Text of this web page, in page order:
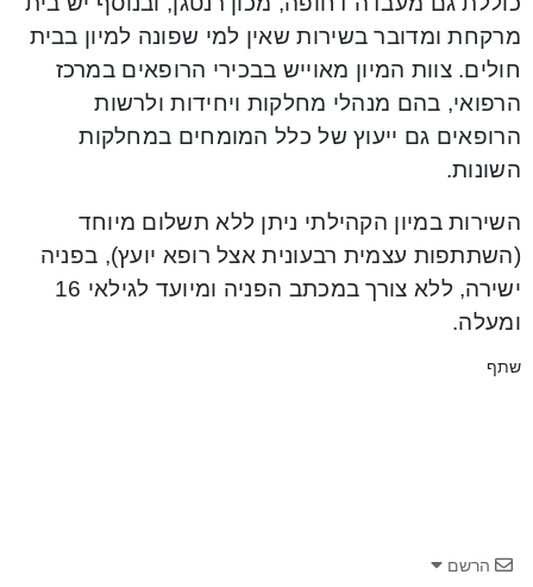
מרקחת ומדובר בשירות שאין למי שפונה למיון בבית
חולים. צוות המיון מאוייש בבכירי הרופאים במרכז
הרפואי, בהם מנהלי מחלקות ויחידות ולרשות
הרופאים גם ייעוץ של כלל המומחים במחלקות
השונות.
השירות במיון הקהילתי ניתן ללא תשלום מיוחד
(השתתפות עצמית רבעונית אצל רופא יועץ), בפניה
ישירה, ללא צורך במכתב הפניה ומיועד לגילאי 16
ומעלה.
שתף
הרשם